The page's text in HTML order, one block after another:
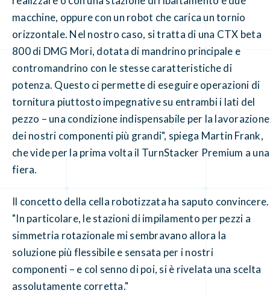
macchine, oppure con un robot che carica un tornio
orizzontale. Nel nostro caso, si tratta di una CTX beta
800 di DMG Mori, dotata di mandrino principale e
contromandrino con le stesse caratteristiche di
potenza. Questo ci permette di eseguire operazioni di
tornitura piuttosto impegnative su entrambi i lati del
pezzo – una condizione indispensabile per la lavorazione
dei nostri componenti più grandi", spiega Martin Frank,
che vide per la prima volta il TurnStacker Premium a una
fiera.
Il concetto della cella robotizzata ha saputo convincere.
"In particolare, le stazioni di impilamento per pezzi a
simmetria rotazionale mi sembravano allora la
soluzione più flessibile e sensata per i nostri
componenti – e col senno di poi, si è rivelata una scelta
assolutamente corretta."